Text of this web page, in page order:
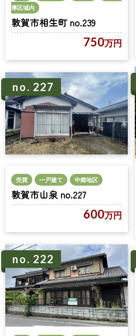
導区域内
敦賀市相生町 no.239
750万円
no. 227
売買 一戸建て 中郷地区
敦賀市山泉 no.227
600万円
no. 222